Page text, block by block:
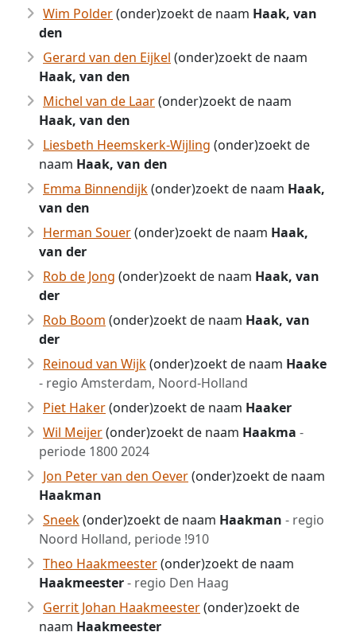
Wim Polder(onder)zoekt de naam Haak, van
den
Gerard van den Eijkel (onder)zoekt de naam
Haak, van den
Michel van de Laar(onder)zoekt de naam
Haak, van den
Liesbeth Heemskerk-Wijling (onder)zoekt de
naam Haak, van den
Emma Binnendijk(onder)zoekt de naam Haak,
van den
Herman Souer(onder)zoekt de naam Haak,
van der
Rob de Jong (onder)zoekt de naam Haak, van
der
Rob Boom (onder)zoekt de naam Haak, van
der
Reinoud van Wijk(onder)zoekt de naam Haake
- regio Amsterdam, Noord-Holland
Piet Haker(onder)zoekt de naam Haaker
Wil Meijer(onder)zoekt de naam Haakma -
periode 1800 2024
Jon Peter van den Oever(onder)zoekt de naam
Haakman
Sneek(onder)zoekt de naam Haakman - regio
Noord Holland, periode !910
Theo Haakmeester(onder)zoekt de naam
Haakmeester- regio Den Haag
Gerrit Johan Haakmeester(onder)zoekt de
naam Haakmeester